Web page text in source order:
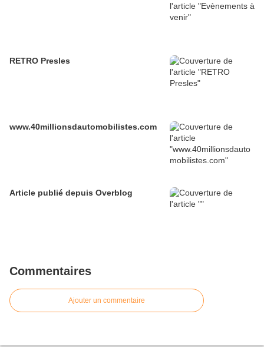
RETRO Presles
www.40millionsdautomobilistes.com
Article publié depuis Overblog
Commentaires
Ajouter un commentaire